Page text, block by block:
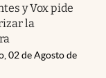
y Vox pide
la
02 de Agosto de